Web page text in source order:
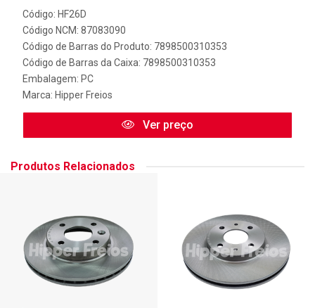
Código: HF26D
Código NCM: 87083090
Código de Barras do Produto: 7898500310353
Código de Barras da Caixa: 7898500310353
Embalagem: PC
Marca: Hipper Freios
Ver preço
Produtos Relacionados